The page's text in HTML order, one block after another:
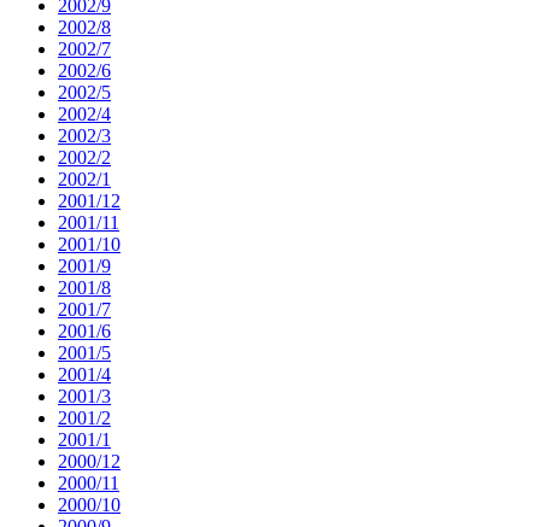
2002/9
2002/8
2002/7
2002/6
2002/5
2002/4
2002/3
2002/2
2002/1
2001/12
2001/11
2001/10
2001/9
2001/8
2001/7
2001/6
2001/5
2001/4
2001/3
2001/2
2001/1
2000/12
2000/11
2000/10